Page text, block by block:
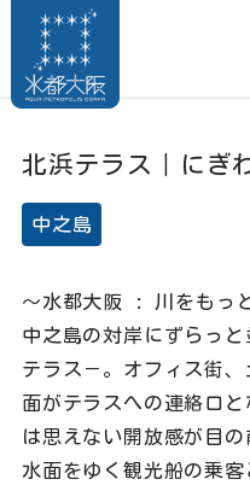
北浜テラス｜にぎ
中之島
～水都大阪 : 川をもっ
中之島の対岸にずらっ
テラス－。オフィス街
面がテラスへの連絡口
は思えない開放感が目の
水面をゆく観光船の乗